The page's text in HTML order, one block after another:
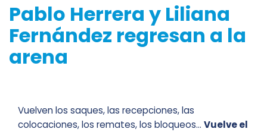
Pablo Herrera y Liliana
Fernández regresan a la
arena
Vuelven los saques, las recepciones, las
colocaciones, los remates, los bloqueos… Vuelve el